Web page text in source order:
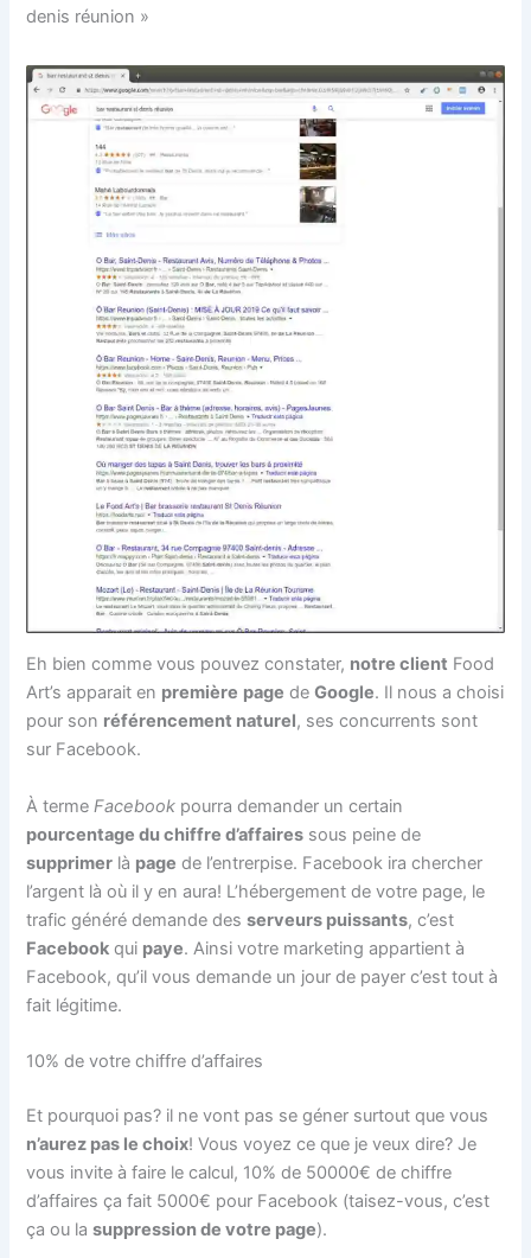
denis réunion »
Eh bien comme vous pouvez constater, notre client Food
Art’s apparait en première page deGoogle. Il nous a choisi
pour son référencement naturel, ses concurrents sont
sur Facebook.
À termeFacebook pourra demander un certain
pourcentage du chiffre d’affaires sous peine de
supprimer là page de l’entrerpise. Facebook ira chercher
l’argent là où il y en aura! L’hébergement de votre page, le
trafic généré demande desserveurs puissants, c’est
Facebook qui paye. Ainsi votre marketing appartient à
Facebook, qu’il vous demande un jour de payer c’est tout à
fait légitime.
10% de votre chiffre d’affaires
Et pourquoi pas? il ne vont pas se géner surtout que vous
n’aurez pas le choix! Vous voyez ce que je veux dire? Je
vous invite à faire le calcul, 10% de 50000€ de chiffre
d’affaires ça fait 5000€ pour Facebook (taisez-vous, c’est
ça ou lasuppression de votre page).